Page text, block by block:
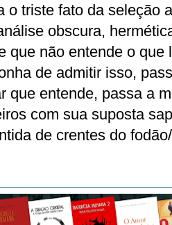
o triste fato da seleção
obscura,
que não entende o que
de admitir isso,
que entende, passa a
com sua suposta
de crentes do